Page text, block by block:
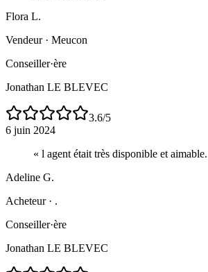
Flora L.
Vendeur· Meucon
Conseiller·ère
Jonathan LE BLEVEC
3.6/5
6 juin 2024
« l agent était très disponible et aimable.
Adeline G.
Acheteur· .
Conseiller·ère
Jonathan LE BLEVEC